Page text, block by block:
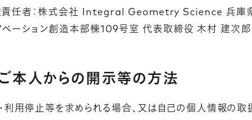
責任者：株式会社 Integral Geometry Science 兵庫
ベーション創造本部棟109号室 代表取締役 木村 建次郎
本人からの開示等の方法
利用停止等を求められる場合、又は自己の個人情報の取